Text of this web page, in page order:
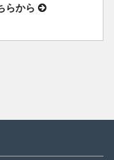
らから